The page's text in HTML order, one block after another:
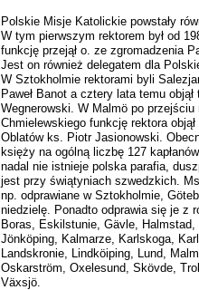
Polskie Misje Katolickie powstały
W tym pierwszym rektorem był od
funkcję przejął o. ze zgromadzenia
Jest on również delegatem dla
W Sztokholmie rektorami byli
Paweł Banot a cztery lata temu
Wegnerowski. W Malmö po przejściu
Chmielewskiego funkcję rektora
Oblatów ks. Piotr Jasionowski.
księży na ogólną liczbę 127
nadal nie istnieje polska parafia,
jest przy świątyniach szwedzkich.
np. odprawiane w Sztokholmie,
niedzielę. Ponadto odprawia się je z
Boras, Eskilstunie, Gävle,
Jönköping, Kalmarze, Karlskoga,
Landskronie, Lindköiping, Lund,
Oskarström, Oxelesund, Skövde,
Växsjö.